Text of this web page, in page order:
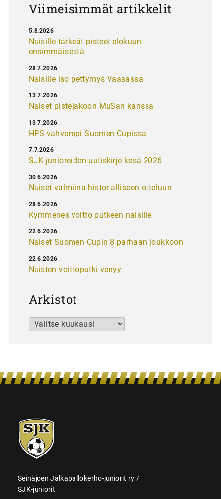
Viimeisimmät artikkelit
Naisille tärkeät pisteet elokuun
ensimmäisestä
5.8.2026
Naisille iso pettymys Vaasassa
28.7.2026
Naiset pistejakoon MuSan kanssa
13.7.2026
HPS vahvempi Suomen Cupissa
13.7.2026
SJK-junioreiden uutiskirje kesä 2026
7.7.2026
Naiset valmiina historialliseen otteluun
30.6.2026
Kymmenes voitto putkeen naisille
28.6.2026
Naiset Suomen Cupin 8 parhaan joukkoon
22.6.2026
Naisten voittoputki venyy
22.6.2026
Arkistot
Arkistot
SJK-
juniorit
Seinäjoen Jalkapallokerho-juniorit ry /
SJK-juniorit